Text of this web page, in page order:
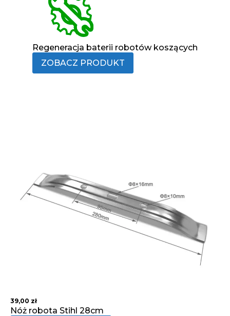
Regeneracja baterii robotów koszących
ZOBACZ PRODUKT
39,00 zł
Nóż robota Stihl 28cm